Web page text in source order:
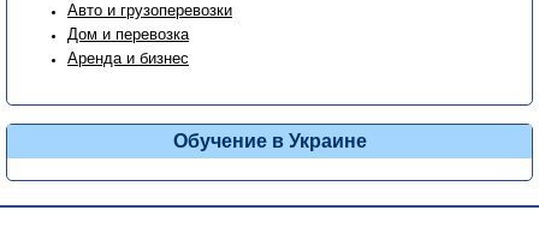
Авто и грузоперевозки
Дом и перевозка
Аренда и бизнес
Обучение в Украине